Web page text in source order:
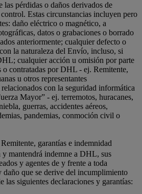
las pérdidas o daños derivados de
Estas circunstancias incluyen pero
daño eléctrico o magnético, a
datos o grabaciones o borrado
anteriormente; cualquier defecto o
la naturaleza del Envío, incluso, si
cualquier acción u omisión por parte
o contratadas por DHL - ej. Remitente,
u otros representantes
relacionados con la seguridad informática
Mayor” - ej. terremotos, huracanes,
guerras, accidentes aéreos,
pandemias, conmoción civil o
garantías e indemnidad
mantendrá indemne a DHL, sus
y agentes de y frente a toda
daño que se derive del incumplimiento
las siguientes declaraciones y garantías: